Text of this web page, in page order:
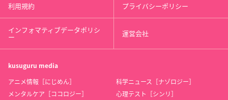
利用規約 プライバシーポリシー
インフォマティブデータポリシ
ー 運営会社
kusuguru media
アニメ情報［にじめん］
科学ニュース［ナゾロジー］
メンタルケア［ココロジー］
心理テスト［シンリ］